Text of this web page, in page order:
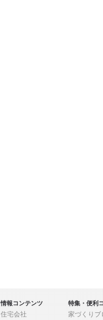
情報コンテンツ
住宅会社
特集・便利
家づくりブ